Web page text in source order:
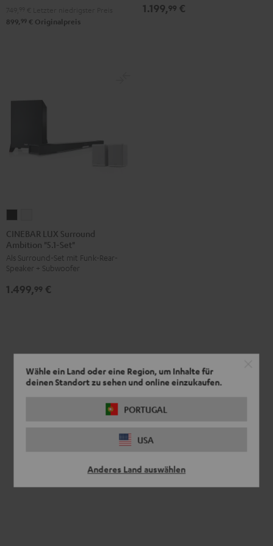
Wähle ein Land oder eine Region, um Inhalte für
deinen Standort zu sehen und online einzukaufen.
PORTUGAL
USA
Anderes Land auswählen
899, 99 € Originalpreis
1.199,99 €
LUX
Surround
Ambition
"5.1-
Set"
LUX
Surround
Ambition
"5.1-
Set"
CINEBAR LUX Surround
Ambition "5.1-Set"
Als Surround-Set mit Funk-Rear-
Speaker + Subwoofer
1.499,99 €